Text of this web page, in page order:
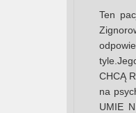
Ten
CHCĄ
na
UMIE